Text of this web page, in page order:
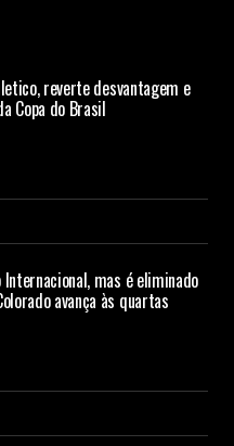
reverte desvantagem e
Copa do Brasil
mas é eliminado
avança às quartas